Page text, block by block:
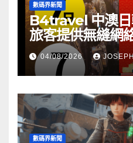
數碼界新聞
B4travel 中澳日
旅客提供無縫網
04/08/2026
數碼界新聞